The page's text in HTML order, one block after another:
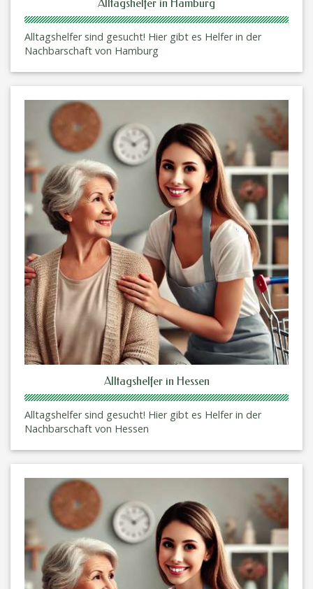
Alltagshelfer in Hamburg
Alltagshelfer sind gesucht! Hier gibt es Helfer in der
Nachbarschaft von Hamburg
Alltagshelfer in Hessen
Alltagshelfer sind gesucht! Hier gibt es Helfer in der
Nachbarschaft von Hessen